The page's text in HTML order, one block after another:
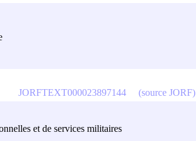
et de services militaires
JORFTEXT000023897144 (source JORF)